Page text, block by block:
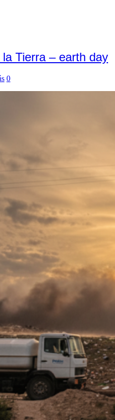
Tierra – earth day
0